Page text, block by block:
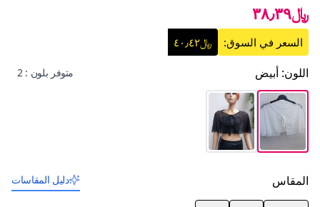
﷼٣٨٫٣٩
السعر في السوق: ﷼٤٠٫٤٢
اللون: أبيض متوفر بلون : 2
المقاس دليل المقاسات